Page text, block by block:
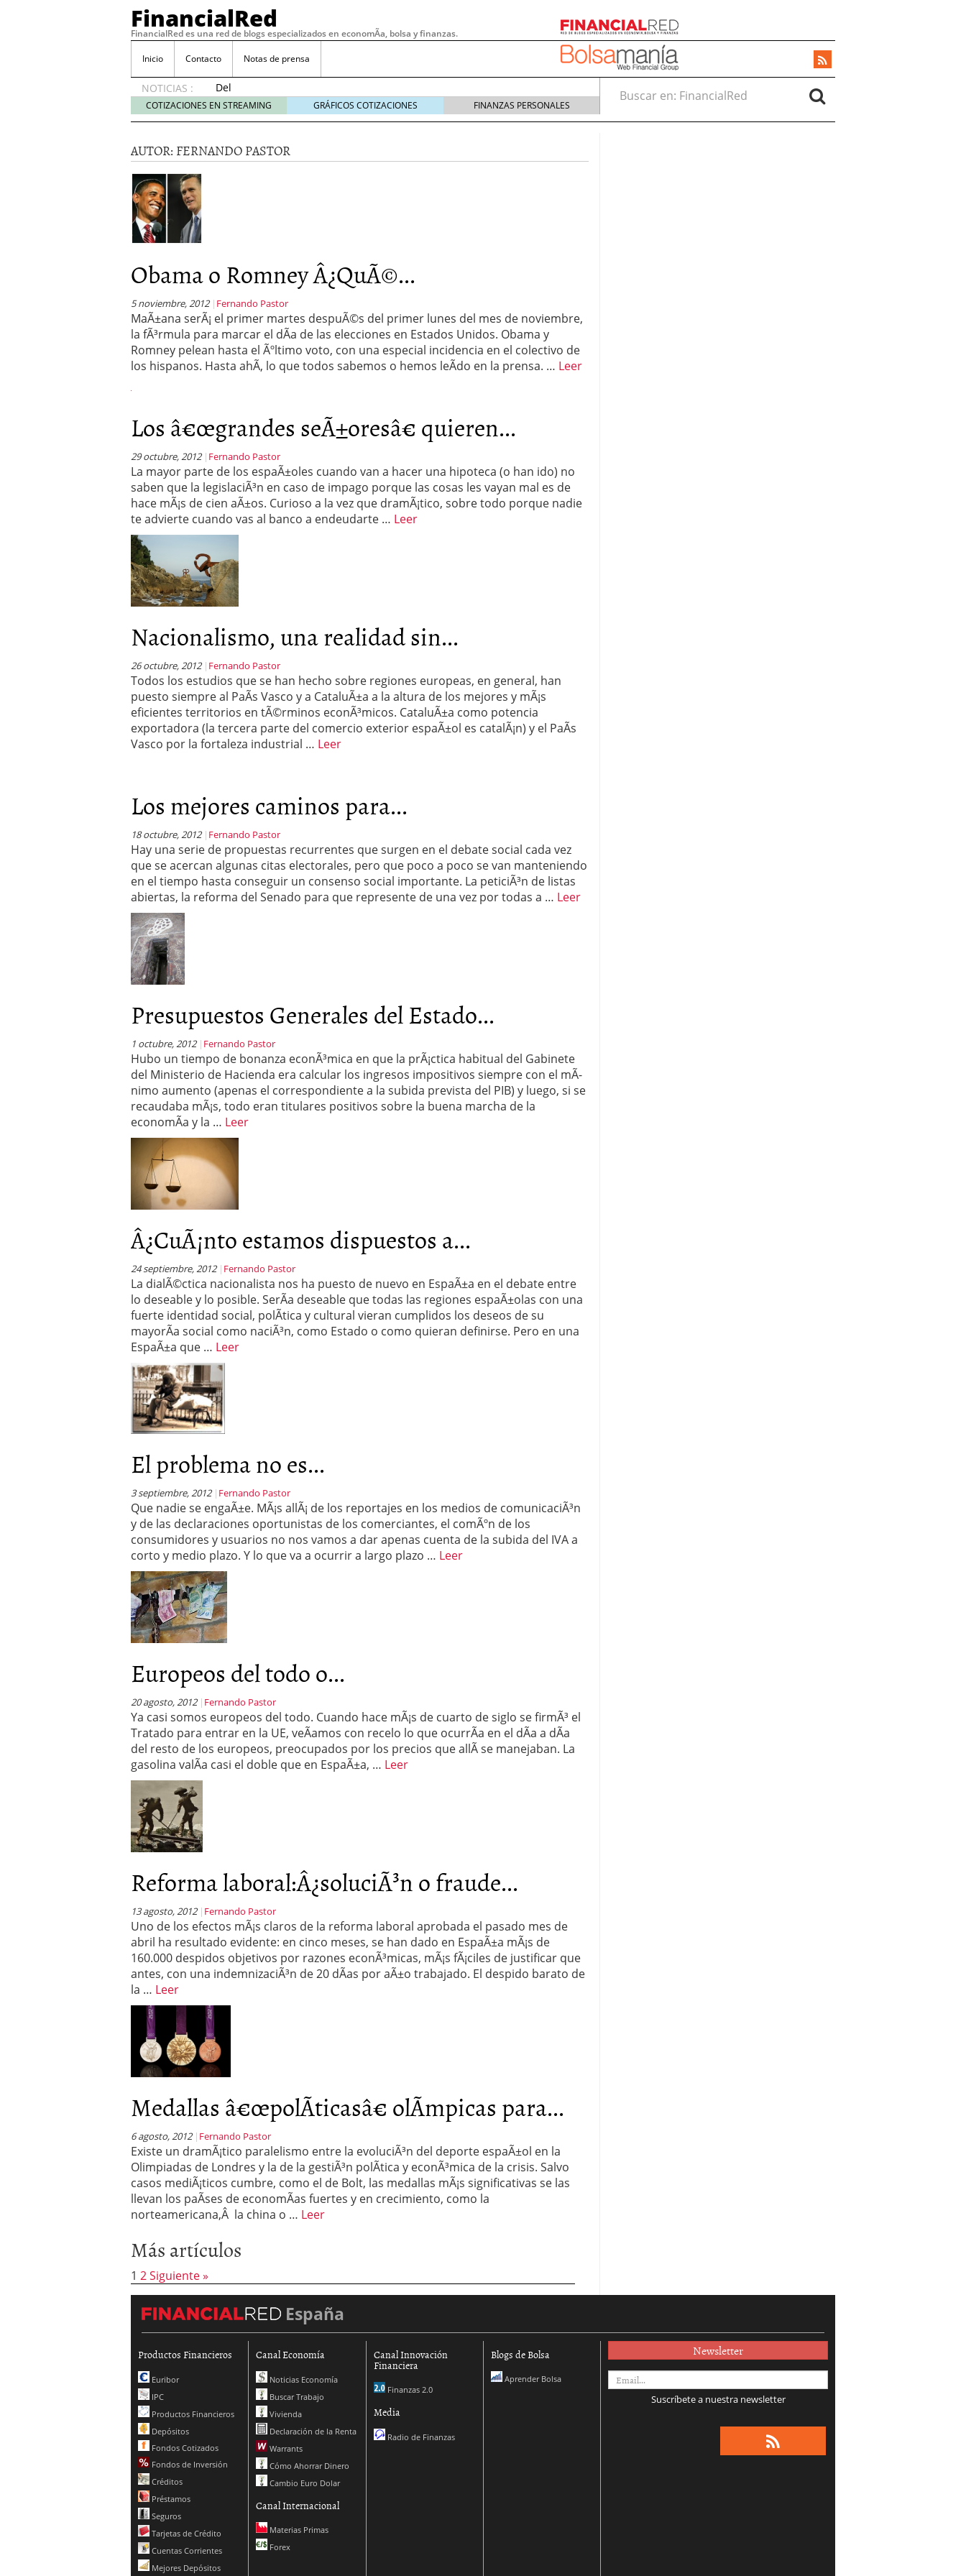
FinancialRed
FinancialRed es una red de blogs especializados en economÃ­a, bolsa y finanzas.
Inicio Contacto Notas de prensa
NOTICIAS :
Del
depósito
a la
cómo
está
05/08/2026
Seguros de convenio en pymes: la obligación que muchas empresas
descubren cuando ya es demasiado tarde
ReseÃ±a de SIFX: Lo Que Deben Saber los Traders Mexicanos Antes de
Operar 29/06/2026
Crear empresa online vs proceso tradicional: ventajas reales para pymes
29/05/2026
CÃ³mo afrontar una baja mÃ©dica cuando trabajas por cuenta propia
COTIZACIONES EN STREAMING GRÁFICOS COTIZACIONES FINANZAS PERSONALES
Buscar en:
AUTOR: FERNANDO PASTOR
Obama o Romney Â¿QuÃ©...
5 noviembre, 2012 Fernando Pastor
MaÃ±ana serÃ¡ el primer martes despuÃ©s del primer lunes del mes de noviembre,
la fÃ³rmula para marcar el dÃ­a de las elecciones en Estados Unidos. Obama y
Romney pelean hasta el Ãºltimo voto, con una especial incidencia en el colectivo de
los hispanos. Hasta ahÃ­, lo que todos sabemos o hemos leÃ­do en la prensa. … Leer
Los â€œgrandes seÃ±oresâ€ quieren...
29 octubre, 2012 Fernando Pastor
La mayor parte de los espaÃ±oles cuando van a hacer una hipoteca (o han ido) no
saben que la legislaciÃ³n en caso de impago porque las cosas les vayan mal es de
hace mÃ¡s de cien aÃ±os. Curioso a la vez que dramÃ¡tico, sobre todo porque nadie
te advierte cuando vas al banco a endeudarte … Leer
Nacionalismo, una realidad sin...
26 octubre, 2012 Fernando Pastor
Todos los estudios que se han hecho sobre regiones europeas, en general, han
puesto siempre al PaÃ­s Vasco y a CataluÃ±a a la altura de los mejores y mÃ¡s
eficientes territorios en tÃ©rminos econÃ³micos. CataluÃ±a como potencia
exportadora (la tercera parte del comercio exterior espaÃ±ol es catalÃ¡n) y el PaÃ­s
Vasco por la fortaleza industrial … Leer
Los mejores caminos para...
18 octubre, 2012 Fernando Pastor
Hay una serie de propuestas recurrentes que surgen en el debate social cada vez
que se acercan algunas citas electorales, pero que poco a poco se van manteniendo
en el tiempo hasta conseguir un consenso social importante. La peticiÃ³n de listas
abiertas, la reforma del Senado para que represente de una vez por todas a … Leer
Presupuestos Generales del Estado...
1 octubre, 2012 Fernando Pastor
Hubo un tiempo de bonanza econÃ³mica en que la prÃ¡ctica habitual del Gabinete
del Ministerio de Hacienda era calcular los ingresos impositivos siempre con el mÃ­
nimo aumento (apenas el correspondiente a la subida prevista del PIB) y luego, si se
recaudaba mÃ¡s, todo eran titulares positivos sobre la buena marcha de la
economÃ­a y la … Leer
Â¿CuÃ¡nto estamos dispuestos a...
24 septiembre, 2012 Fernando Pastor
La dialÃ©ctica nacionalista nos ha puesto de nuevo en EspaÃ±a en el debate entre
lo deseable y lo posible. SerÃ­a deseable que todas las regiones espaÃ±olas con una
fuerte identidad social, polÃ­tica y cultural vieran cumplidos los deseos de su
mayorÃ­a social como naciÃ³n, como Estado o como quieran definirse. Pero en una
EspaÃ±a que … Leer
El problema no es...
3 septiembre, 2012 Fernando Pastor
Que nadie se engaÃ±e. MÃ¡s allÃ¡ de los reportajes en los medios de comunicaciÃ³n
y de las declaraciones oportunistas de los comerciantes, el comÃºn de los
consumidores y usuarios no nos vamos a dar apenas cuenta de la subida del IVA a
corto y medio plazo. Y lo que va a ocurrir a largo plazo … Leer
Europeos del todo o...
20 agosto, 2012 Fernando Pastor
Ya casi somos europeos del todo. Cuando hace mÃ¡s de cuarto de siglo se firmÃ³ el
Tratado para entrar en la UE, veÃ­amos con recelo lo que ocurrÃ­a en el dÃ­a a dÃ­a
del resto de los europeos, preocupados por los precios que allÃ­ se manejaban. La
gasolina valÃ­a casi el doble que en EspaÃ±a, … Leer
Reforma laboral:Â¿soluciÃ³n o fraude...
13 agosto, 2012 Fernando Pastor
Uno de los efectos mÃ¡s claros de la reforma laboral aprobada el pasado mes de
abril ha resultado evidente: en cinco meses, se han dado en EspaÃ±a mÃ¡s de
160.000 despidos objetivos por razones econÃ³micas, mÃ¡s fÃ¡ciles de justificar que
antes, con una indemnizaciÃ³n de 20 dÃ­as por aÃ±o trabajado. El despido barato de
la … Leer
Medallas â€œpolÃ­ticasâ€ olÃ­mpicas para...
6 agosto, 2012 Fernando Pastor
Existe un dramÃ¡tico paralelismo entre la evoluciÃ³n del deporte espaÃ±ol en la
Olimpiadas de Londres y la de la gestiÃ³n polÃ­tica y econÃ³mica de la crisis. Salvo
casos mediÃ¡ticos cumbre, como el de Bolt, las medallas mÃ¡s significativas se las
llevan los paÃ­ses de economÃ­as fuertes y en crecimiento, como la
norteamericana,Â la china o … Leer
Más artículos
1 2Siguiente »
España
Productos Financieros
Euribor
IPC
Productos Financieros
Depósitos
Fondos Cotizados
Fondos de Inversión
Créditos
Préstamos
Seguros
Tarjetas de Crédito
Cuentas Corrientes
Mejores Depósitos
Canal Economía
Noticias Economía
Buscar Trabajo
Vivienda
Declaración de la Renta
Warrants
Cómo Ahorrar Dinero
Cambio Euro Dolar
Canal Internacional
Materias Primas
Forex
Canal Innovación
Financiera
Finanzas 2.0
Media
Radio de Finanzas
Blogs de Bolsa
Aprender Bolsa
Newsletter
Suscríbete a nuestra newsletter